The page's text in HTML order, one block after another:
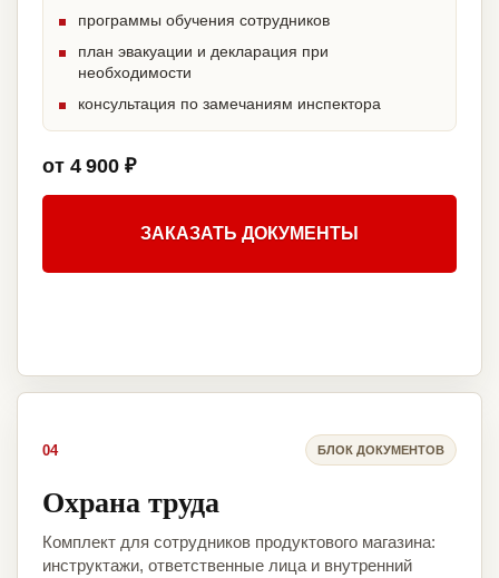
программы обучения сотрудников
план эвакуации и декларация при
необходимости
консультация по замечаниям инспектора
от 4 900 ₽
ЗАКАЗАТЬ ДОКУМЕНТЫ
04 БЛОК ДОКУМЕНТОВ
Охрана труда
Комплект для сотрудников продуктового магазина:
инструктажи, ответственные лица и внутренний